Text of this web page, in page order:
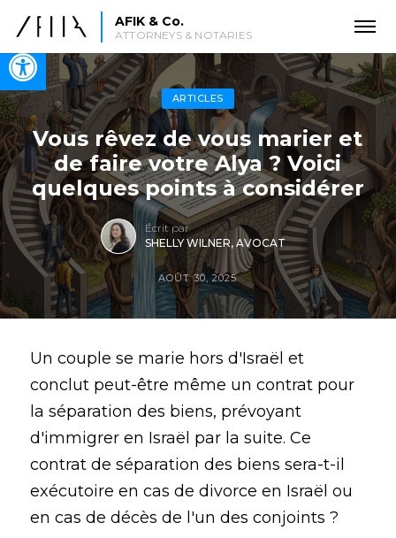
Open toolbar
AFIK & Co.
ATTORNEYS & NOTARIES
ARTICLES
Vous rêvez de vous marier et
de faire votre Alya ? Voici
quelques points à considérer
Écrit par
SHELLY WILNER, AVOCAT
AOÛT 30, 2025
Un couple se marie hors d'Israël et
conclut peut-être même un contrat pour
la séparation des biens, prévoyant
d'immigrer en Israël par la suite. Ce
contrat de séparation des biens sera-t-il
exécutoire en cas de divorce en Israël ou
en cas de décès de l'un des conjoints ?